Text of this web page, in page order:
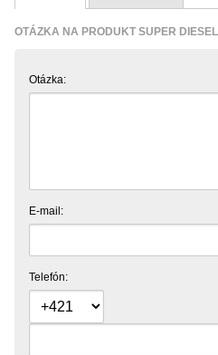
OTÁZKA NA PRODUKT SUPER
Otázka:
E-mail:
Telefón: